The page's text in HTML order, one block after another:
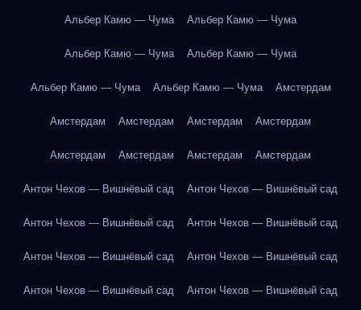
Альбер Камю — Чума Альбер Камю — Чума
Альбер Камю — Чума Альбер Камю — Чума
Альбер Камю — Чума Альбер Камю — Чума Амстердам
Амстердам Амстердам Амстердам Амстердам
Амстердам Амстердам Амстердам Амстердам
Антон Чехов — Вишнёвый сад Антон Чехов — Вишнёвый сад
Антон Чехов — Вишнёвый сад Антон Чехов — Вишнёвый сад
Антон Чехов — Вишнёвый сад Антон Чехов — Вишнёвый сад
Антон Чехов — Вишнёвый сад Антон Чехов — Вишнёвый сад